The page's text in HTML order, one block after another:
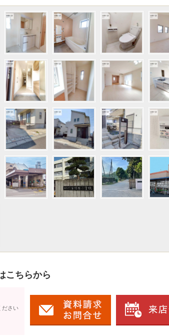
こちらから
ださい